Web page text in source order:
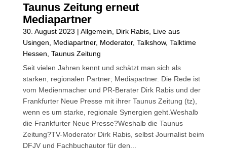
Taunus Zeitung erneut
Mediapartner
30. August 2023 | Allgemein Dirk Rabis, Live aus
Usingen
Mediapartner, Moderator, Talkshow, Talktime
Hessen Taunus Zeitung
Seit vielen Jahren kennt und schätzt man sich als
starken, regionalen Partner; Mediapartner. Die Rede ist
vom Medienmacher und PR-Berater Dirk Rabis und der
Frankfurter Neue Presse mit ihrer Taunus Zeitung (tz),
wenn es um starke, regionale Synergien geht.Weshalb
die Frankfurter Neue Presse?Weshalb die Taunus
Zeitung?TV-Moderator Dirk Rabis, selbst Journalist beim
DFJV und Fachbuchautor für den...